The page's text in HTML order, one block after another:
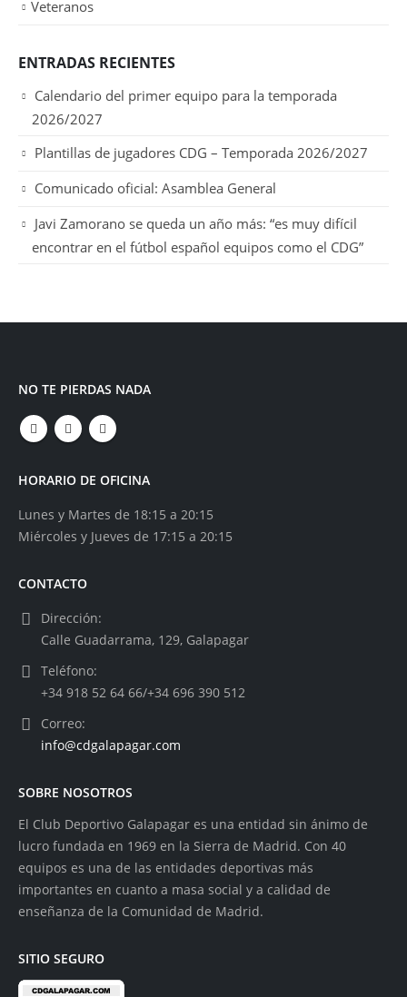
Veteranos
ENTRADAS RECIENTES
Calendario del primer equipo para la temporada
2026/2027
Plantillas de jugadores CDG – Temporada 2026/2027
Comunicado oficial: Asamblea General
Javi Zamorano se queda un año más: “es muy difícil
encontrar en el fútbol español equipos como el CDG”
NO TE PIERDAS NADA
HORARIO DE OFICINA
Lunes y Martes de 18:15 a 20:15
Miércoles y Jueves de 17:15 a 20:15
CONTACTO
Dirección:
Calle Guadarrama, 129, Galapagar
Teléfono:
+34 918 52 64 66/+34 696 390 512
Correo:
info@cdgalapagar.com
SOBRE NOSOTROS
El Club Deportivo Galapagar es una entidad sin ánimo de
lucro fundada en 1969 en la Sierra de Madrid. Con 40
equipos es una de las entidades deportivas más
importantes en cuanto a masa social y a calidad de
enseñanza de la Comunidad de Madrid.
SITIO SEGURO